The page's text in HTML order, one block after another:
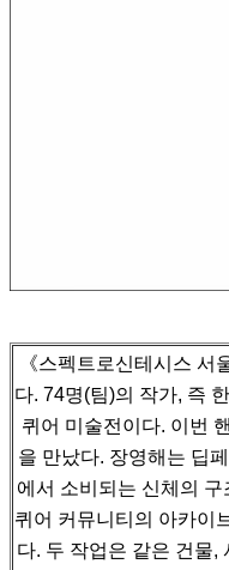
《스펙트로신테시스 서
다. 74명(팀)의 작가, 즉
퀴어 미술전이다. 이번
을 만났다. 장영해는 딥
에서 소비되는 신체의 구
퀴어 커뮤니티의 아카이
다. 두 작업은 같은 건물,